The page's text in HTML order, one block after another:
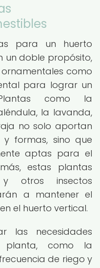
para un huerto
un doble propósito,
como
para lograr un
como la
la lavanda,
no solo aportan
formas, sino que
aptas para el
estas plantas
y otros insectos
a mantener el
el huerto vertical.
las necesidades
planta, como la
de riego y